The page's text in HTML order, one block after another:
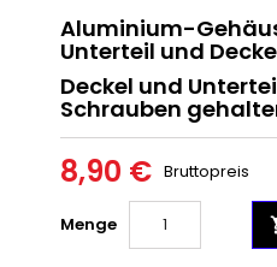
Aluminium-
Unterteil und
Deckel und
Schrauben
8,90 € Bruttopreis
Menge